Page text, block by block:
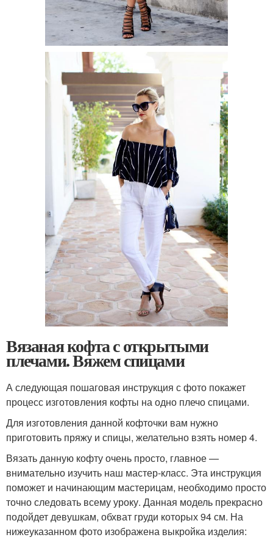
Вязаная кофта с открытыми
плечами. Вяжем спицами
А следующая пошаговая инструкция с фото покажет
процесс изготовления кофты на одно плечо спицами.
Для изготовления данной кофточки вам нужно
приготовить пряжу и спицы, желательно взять номер 4.
Вязать данную кофту очень просто, главное —
внимательно изучить наш мастер-класс. Эта инструкция
поможет и начинающим мастерицам, необходимо просто
точно следовать всему уроку. Данная модель прекрасно
подойдет девушкам, обхват груди которых 94 см. На
нижеуказанном фото изображена выкройка изделия: